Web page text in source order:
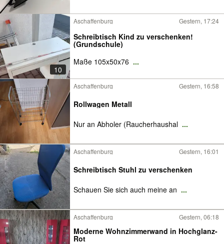
10
Aschaffenburg Gestern, 17:24
Schreibtisch Kind zu verschenken!
(Grundschule)
Maße 105x50x76 ...
Aschaffenburg Gestern, 16:58
Rollwagen Metall
Nur an Abholer (Raucherhaushal ...
Aschaffenburg Gestern, 16:01
Schreibtisch Stuhl zu verschenken
Schauen Sie sich auch meine an ...
Aschaffenburg Gestern, 06:18
Moderne Wohnzimmerwand in Hochglanz-
Rot